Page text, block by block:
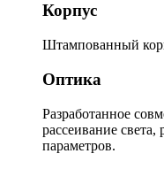
Корпус
Штампованный
Оптика
Разработанное
рассеивание
параметров.